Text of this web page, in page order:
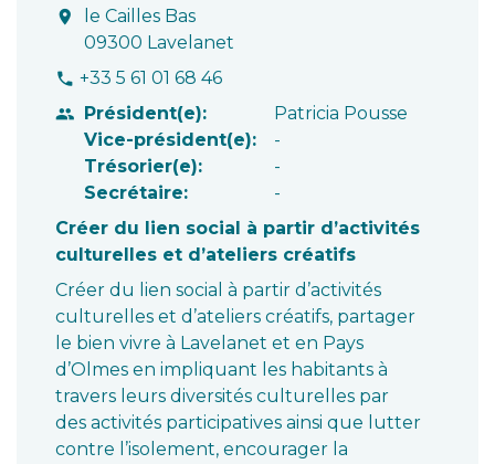
location_on
le Cailles Bas
09300 Lavelanet
phone +33 5 61 01 68 46
people Président(e):
Vice-président(e):
Trésorier(e):
Secrétaire:
Patricia Pousse
-
-
-
Créer du lien social à partir d’activités
culturelles et d’ateliers créatifs
Créer du lien social à partir d’activités
culturelles et d’ateliers créatifs, partager
le bien vivre à Lavelanet et en Pays
d’Olmes en impliquant les habitants à
travers leurs diversités culturelles par
des activités participatives ainsi que lutter
contre l’isolement, encourager la